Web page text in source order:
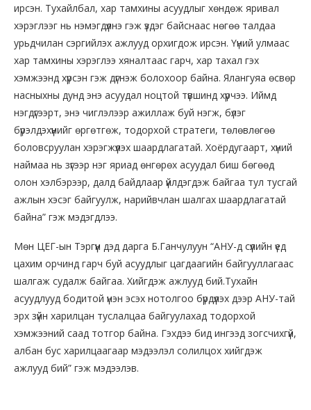
ирсэн. Тухайлбал, хар тамхины асуудлыг хөндөж яривал
хэрэглээг нь нэмэгдүүлнэ гэж үздэг байснаас нөгөө талдаа
урьдчилан сэргийлэх ажлууд орхигдож ирсэн. Үүний улмаас
хар тамхины хэрэглээ хяналтаас гарч, хар тахал гэх
хэмжээнд хүрсэн гэж дүгнэж болохоор байна. Ялангуяа өсвөр
насныхны дунд энэ асуудал ноцтой түвшинд хүрчээ. Иймд
нэгдүгээрт, энэ чиглэлээр ажиллаж буй нэгж, бүлэг
бүрэлдэхүүнийг өргөтгөж, тодорхой стратеги, төлөвлөгөө
боловсруулан хэрэгжүүлэх шаардлагатай. Хоёрдугаарт, хүний
наймаа нь зүгээр нэг яриад өнгөрөх асуудал биш бөгөөд
олон хэлбэрээр, далд байдлаар үйлдэгдэж байгаа тул тусгай
ажлын хэсэг байгуулж, нарийвчлан шалгах шаардлагатай
байна” гэж мэдэгдлээ.
Мөн ЦЕГ-ын Тэргүүн дэд дарга Б.Ганчулуун “АНУ-д сүүлийн үед
цахим орчинд гарч буй асуудлыг цагдаагийн байгууллагаас
шалгаж судалж байгаа. Хийгдэж ажлууд бий.Тухайн
асуудлууд бодитой үнэн эсэх нотолгоо бүрдүүлэх дээр АНУ-тай
эрх зүйн харилцан туслалцаа байгуулахад тодорхой
хэмжээний саад тотгор байна. Гэхдээ бид ингээд зогсчихгүй,
албан бус харилцаагаар мэдээлэл солилцох хийгдэж
ажлууд бий” гэж мэдээлэв.